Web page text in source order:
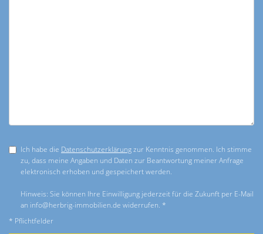
Ich habe die Datenschutzerklärungzur Kenntnis genommen. Ich stimme
zu, dass meine Angaben und Daten zur Beantwortung meiner Anfrage
elektronisch erhoben und gespeichert werden.
Hinweis: Sie können Ihre Einwilligung jederzeit für die Zukunft per E-Mail
an info@herbrig-immobilien.de widerrufen. *
* Pflichtfelder